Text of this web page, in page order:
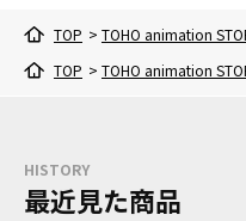
TOP > TOHO animation
TOP > TOHO animation
HISTORY
最近見た商品